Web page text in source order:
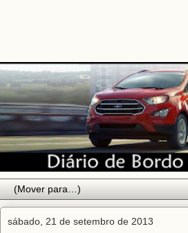
sábado, 21 de setembro de 2013